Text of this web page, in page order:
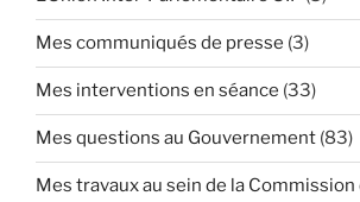
Mes communiqués de presse (3)
Mes interventions en séance (33)
Mes questions au Gouvernement (83)
Mes travaux au sein de la